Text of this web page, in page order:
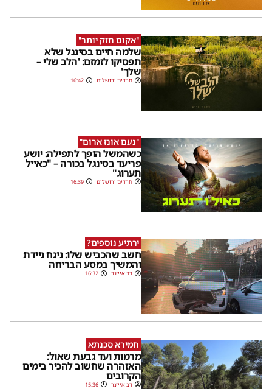
''אקום חזק יותר''
שלמה חיים בסינגל שלא
תפסיקו לזמזם: 'הלב שלי –
שלך'
חרדים ירושלים 16:42
''נעם אונז ארום''
כשהמשל הופך לתפילה: יושע
פריעד בסינגל בכורה – "כאייל
תערוג"
חרדים ירושלים 16:39
ירתיע נוספים?
חשב שהכביש שלו: ניגח ניידת
והמשיך במסע הבריחה
דב אייזנר 16:32
חמירא סכנתא
מרמות ועד גבעת שאול:
האזהרה שחשוב להכיר בימים
הקרובים
דב אייזנר 15:36